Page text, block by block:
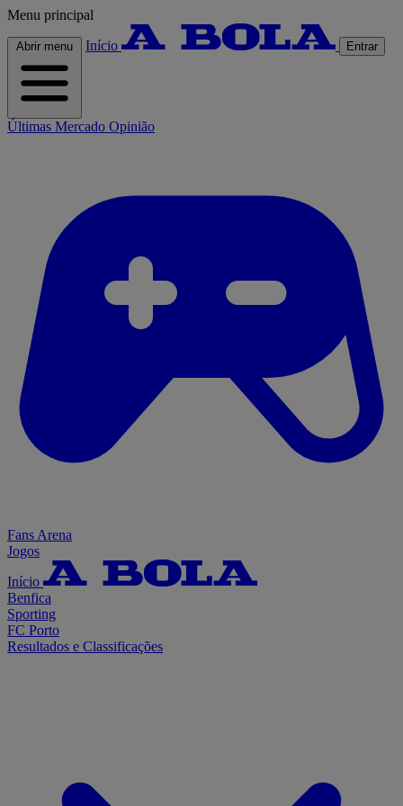
Menu principal
Abrir menu Início Entrar
Últimas Mercado Opinião
Fans Arena
Jogos
Início
Benfica
Sporting
FC Porto
Resultados e Classificações